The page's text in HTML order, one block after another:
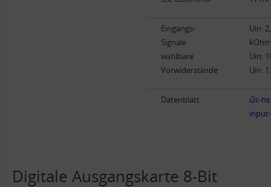
Eingangs-
Signale
wählbare
Vorwiderstände
Uin:
kOhm
Uin:
Uin:
Datenblatt
i2c-
Digitale Ausgangskarte 8-Bit